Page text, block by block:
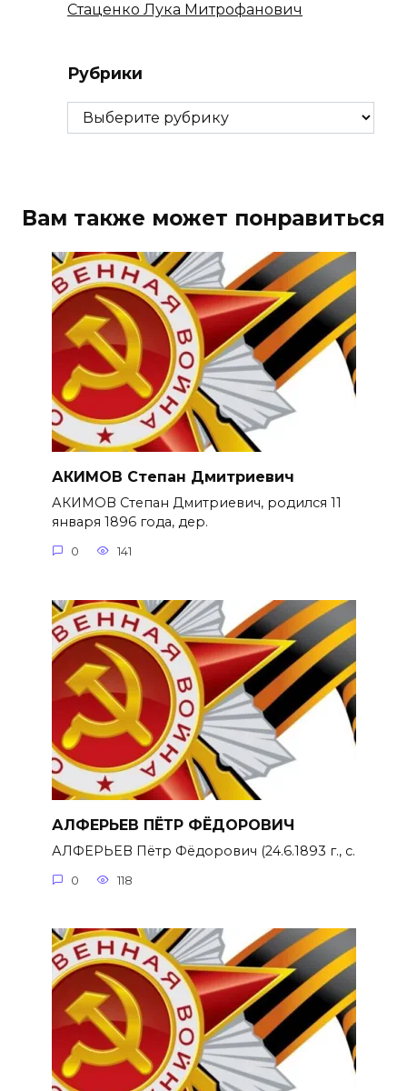
Стаценко Лука Митрофанович
Рубрики
Рубрики
Вам также может понравиться
АКИМОВ Степан Дмитриевич
АКИМОВ Степан Дмитриевич, родился 11
января 1896 года, дер.
0 141
АЛФЕРЬЕВ ПЁТР ФЁДОРОВИЧ
АЛФЕРЬЕВ Пётр Фёдорович (24.6.1893 г., с.
0 118